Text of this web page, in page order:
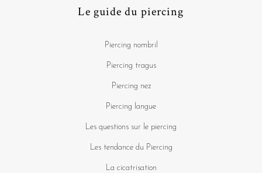
Le guide du piercing
Piercing nombril
Piercing tragus
Piercing nez
Piercing langue
Les questions sur le piercing
Les tendance du Piercing
La cicatrisation